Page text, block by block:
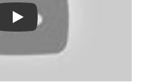
Play: Keynote (Google I/O '18)